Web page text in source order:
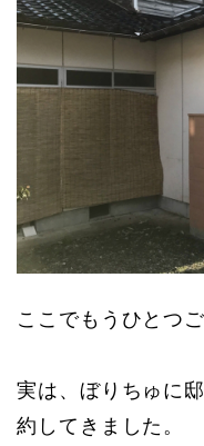
ここでもうひとつ
実は、ぼりちゅに
約してきました。